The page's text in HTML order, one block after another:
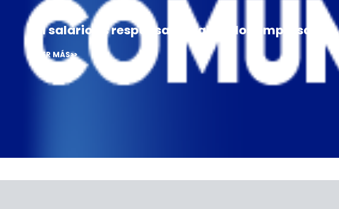
El salario es responsabilidad de los empresarios.
VER MÁS>>